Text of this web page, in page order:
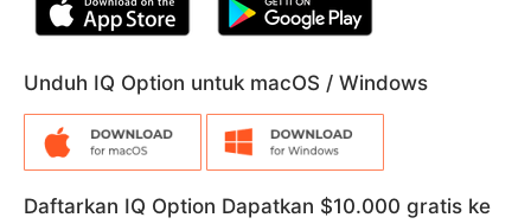
Unduh IQ Option untuk macOS / Windows
Daftarkan IQ Option Dapatkan $10.000 gratis ke